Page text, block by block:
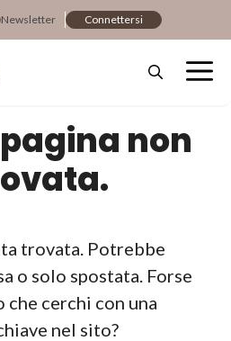
Newsletter Connettersi
non
trovata. Potrebbe
o solo spostata. Forse
cerchi con una
nel sito?